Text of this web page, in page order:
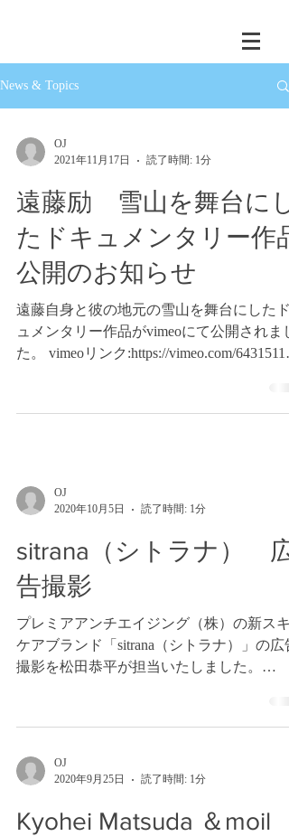
News & Topics
OJ
2021年11月17日
読了時間: 1分
遠藤励 雪山を舞台にし
たドキュメンタリー作品
公開のお知らせ
遠藤自身と彼の地元の雪山を舞台にしたド
ュメンタリー作品がvimeoにて公開されまし
た。 vimeoリンク:https://vimeo.com/
OJ
2020年10月5日
読了時間: 1分
sitrana（シトラナ） 広
告撮影
プレミアアンチエイジング（株）の新スキ
ケアブランド「sitrana（シトラナ）」の広
撮影を松田恭平が担当いたしました。
OJ
2020年9月25日
読了時間: 1分
Kyohei Matsuda ＆moil